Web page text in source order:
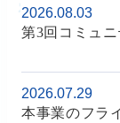
2026.08.03
第3回コミュ
2026.07.29
本事業のフラ